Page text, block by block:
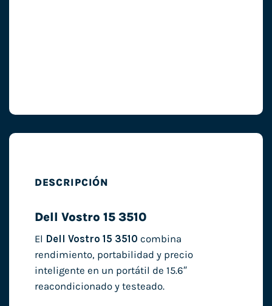
DESCRIPCIÓN
Dell Vostro 15 3510
El Dell Vostro 15 3510 combina
rendimiento, portabilidad y precio
inteligente en un portátil de 15.6″
reacondicionado y testeado.